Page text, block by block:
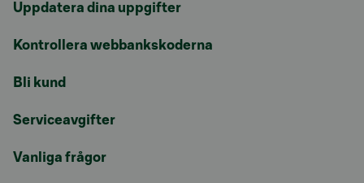
Uppdatera dina uppgifter
Kontrollera webbankskoderna
Bli kund
Serviceavgifter
Vanliga frågor